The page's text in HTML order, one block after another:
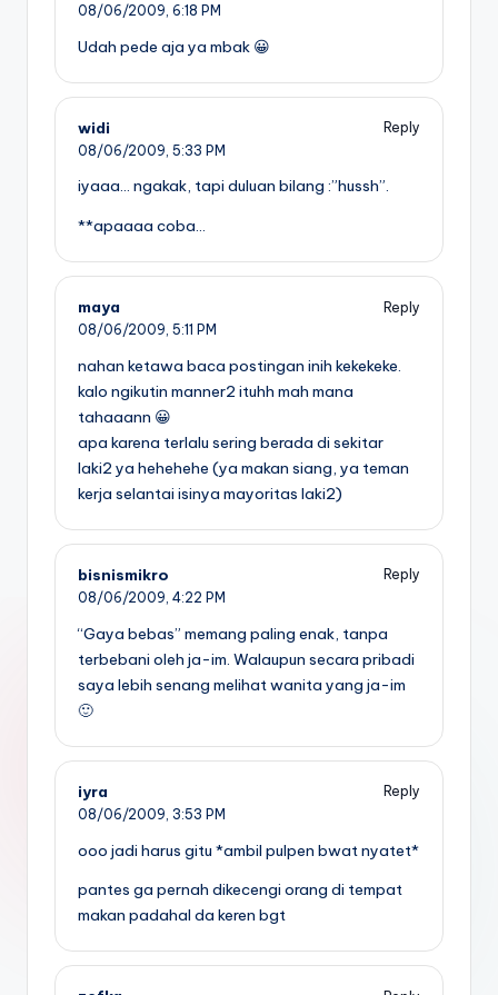
08/06/2009, 6:18 PM
Udah pede aja ya mbak 😀
widi
Reply
08/06/2009, 5:33 PM
iyaaa… ngakak, tapi duluan bilang :”hussh”.
**apaaaa coba…
maya
Reply
08/06/2009, 5:11 PM
nahan ketawa baca postingan inih kekekeke.
kalo ngikutin manner2 ituhh mah mana
tahaaann 😀
apa karena terlalu sering berada di sekitar
laki2 ya hehehehe (ya makan siang, ya teman
kerja selantai isinya mayoritas laki2)
bisnismikro
Reply
08/06/2009, 4:22 PM
“Gaya bebas” memang paling enak, tanpa
terbebani oleh ja-im. Walaupun secara pribadi
saya lebih senang melihat wanita yang ja-im
🙂
iyra
Reply
08/06/2009, 3:53 PM
ooo jadi harus gitu *ambil pulpen bwat nyatet*
pantes ga pernah dikecengi orang di tempat
makan padahal da keren bgt